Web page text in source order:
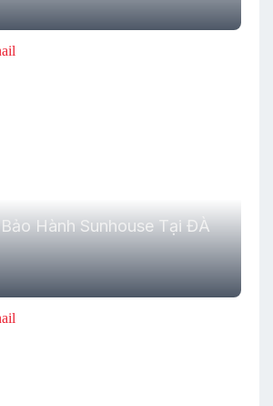
Hành Sunhouse Tại ĐÀ